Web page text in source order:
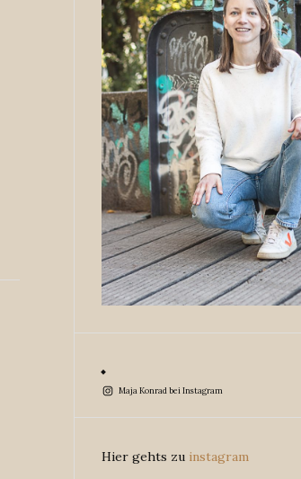
Maja Konrad bei Instagram
Hier gehts zu instagram